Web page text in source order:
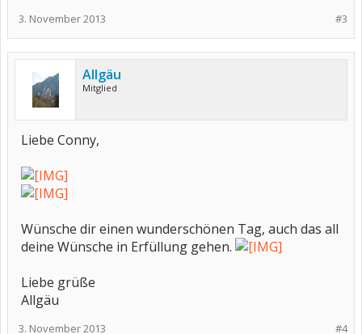
#3
3. November 2013
Allgäu
Mitglied
Liebe Conny,
Wünsche dir einen wunderschönen Tag, auch das all
deine Wünsche in Erfüllung gehen.
Liebe grüße
Allgäu
#4
3. November 2013